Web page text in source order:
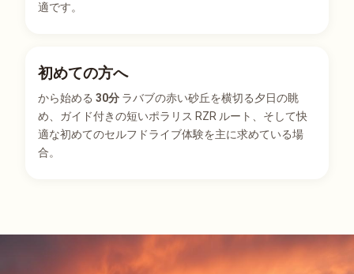
適です。
初めての方へ
から始める 30分 ラバブの赤い砂丘を横切る夕日の眺
め、ガイド付きの短いポラリス RZR ルート、そして快
適な初めてのセルフドライブ体験を主に求めている場
合。